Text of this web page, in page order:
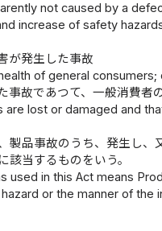
not caused by a
increase of safety
が発生した事故
of general consumers;
事故であつて、一般消費
lost or damaged and
製品事故のうち、発生し
当するものをいう。
used in this Act means
or the manner of the